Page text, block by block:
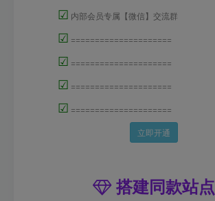
☑ 内部会员专属【微信】交流群
☑ =====================
☑ =====================
☑ =====================
☑ =====================
立即开通
搭建同款站点